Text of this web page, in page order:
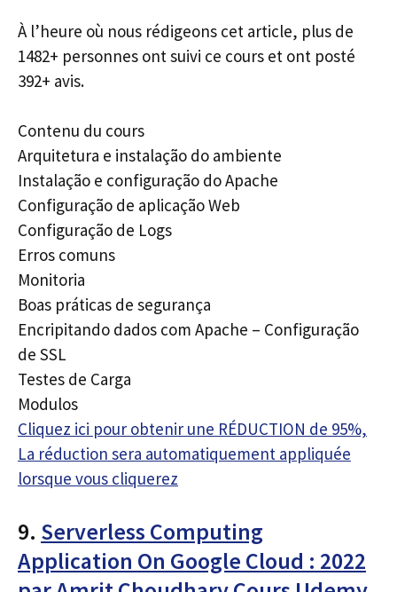
À l’heure où nous rédigeons cet article, plus de
1482+ personnes ont suivi ce cours et ont posté
392+ avis.
Contenu du cours
Arquitetura e instalação do ambiente
Instalação e configuração do Apache
Configuração de aplicação Web
Configuração de Logs
Erros comuns
Monitoria
Boas práticas de segurança
Encripitando dados com Apache – Configuração
de SSL
Testes de Carga
Modulos
Cliquez ici pour obtenir une RÉDUCTION de 95%,
La réduction sera automatiquement appliquée
lorsque vous cliquerez
9. Serverless Computing
Application On Google Cloud : 2022